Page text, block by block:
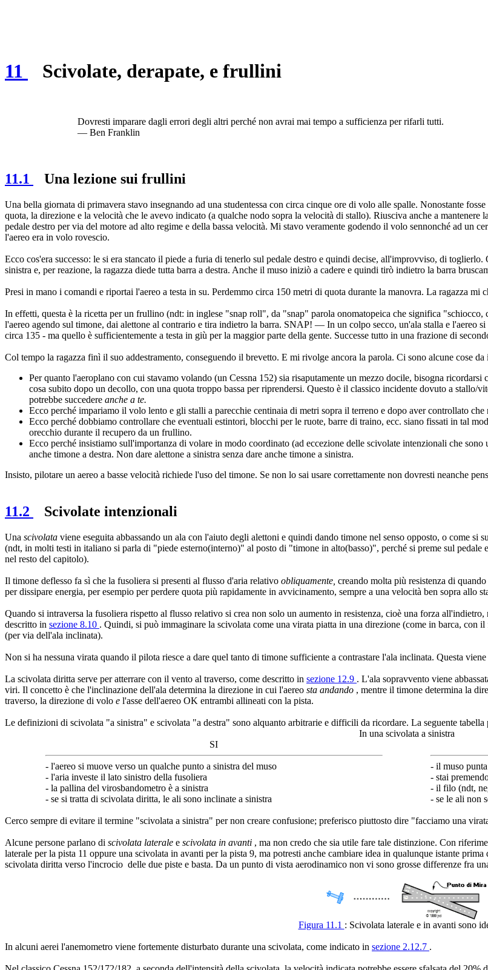
11 Scivolate, derapate, e frullini
Dovresti imparare dagli errori degli altri perché non avrai mai tempo a sufficienza per rifarli tutti.
— Ben Franklin
11.1 Una lezione sui frullini
Una bella giornata di primavera stavo insegnando ad una studentessa con circa cinque ore di volo alle spalle. Nonostante
quota, la direzione e la velocità che le avevo indicato (a qualche nodo sopra la velocità di stallo). Riusciva anche a
pedale destro per via del motore ad alto regime e della bassa velocità. Mi stavo veramente godendo il volo sennonché ad un
l'aereo era in volo rovescio.
Ecco cos'era successo: le si era stancato il piede a furia di tenerlo sul pedale destro e quindi decise, all'improvviso, di
sinistra e, per reazione, la ragazza diede tutta barra a destra. Anche il muso iniziò a cadere e quindi tirò indietro la barra
Presi in mano i comandi e riportai l'aereo a testa in su. Perdemmo circa 150 metri di quota durante la manovra. La ragazza
In effetti, questa è la ricetta per un frullino (ndt: in inglese "snap roll", da "snap" parola onomatopeica che significa
l'aereo agendo sul timone, dai alettone al contrario e tira indietro la barra. SNAP! — In un colpo secco, un'ala stalla e l'aereo
circa 135 - ma quello è sufficientemente a testa in giù per la maggior parte della gente. Successe tutto in una frazione di
Col tempo la ragazza finì il suo addestramento, conseguendo il brevetto. E mi rivolge ancora la parola. Ci sono alcune cose da
Per quanto l'aeroplano con cui stavamo volando (un Cessna 152) sia risaputamente un mezzo docile, bisogna
cosa subito dopo un decollo, con una quota troppo bassa per riprendersi. Questo è il classico incidente dovuto a
potrebbe succedere anche a te.
Ecco perché impariamo il volo lento e gli stalli a parecchie centinaia di metri sopra il terreno e dopo aver controllato
Ecco perché dobbiamo controllare che eventuali estintori, blocchi per le ruote, barre di traino, ecc. siano fissati in tal
orecchio durante il recupero da un frullino.
Ecco perché insistiamo sull'importanza di volare in modo coordinato (ad eccezione delle scivolate intenzionali che sono
anche timone a destra. Non dare alettone a sinistra senza dare anche timone a sinistra.
Insisto, pilotare un aereo a basse velocità richiede l'uso del timone. Se non lo sai usare correttamente non dovresti neanche
11.2 Scivolate intenzionali
Una scivolata viene eseguita abbassando un ala con l'aiuto degli alettoni e quindi dando timone nel senso opposto, o come
(ndt, in molti testi in italiano si parla di "piede esterno(interno)" al posto di "timone in alto(basso)", perché si preme sul
nel resto del capitolo).
Il timone deflesso fa sì che la fusoliera si presenti al flusso d'aria relativo obliquamente, creando molta più resistenza di
per dissipare energia, per esempio per perdere quota più rapidamente in avvicinamento, sempre a una velocità ben sopra allo
Quando si intraversa la fusoliera rispetto al flusso relativo si crea non solo un aumento in resistenza, cioè una forza
descritto in sezione 8.10 . Quindi, si può immaginare la scivolata come una virata piatta in una direzione (come in barca,
(per via dell'ala inclinata).
Non si ha nessuna virata quando il pilota riesce a dare quel tanto di timone sufficiente a contrastare l'ala inclinata. Questa viene
La scivolata diritta serve per atterrare con il vento al traverso, come descritto in sezione 12.9 . L'ala sopravvento viene
viri. Il concetto è che l'inclinazione dell'ala determina la direzione in cui l'aereo sta andando , mentre il timone determina la
traverso, la direzione di volo e l'asse dell'aereo OK entrambi allineati con la pista.
Le definizioni di scivolata "a sinistra" e scivolata "a destra" sono alquanto arbitrarie e difficili da ricordare. La seguente tabella
In una scivolata a sinistra
SI
- l'aereo si muove verso un qualche punto a sinistra del muso
- il muso
- l'aria investe il lato sinistro della fusoliera
- stai
- la pallina del virosbandometro è a sinistra
- il filo (ndt,
- se si tratta di scivolata diritta, le ali sono inclinate a sinistra
- se le ali non
Cerco sempre di evitare il termine "scivolata a sinistra" per non creare confusione; preferisco piuttosto dire "facciamo una
Alcune persone parlano di scivolata laterale e scivolata in avanti , ma non credo che sia utile fare tale distinzione. Con
laterale per la pista 11 oppure una scivolata in avanti per la pista 9, ma potresti anche cambiare idea in qualunque istante
scivolata diritta verso l'incrocio delle due piste e basta. Da un punto di vista aerodinamico non vi sono grosse differenze fra
Figura 11.1 : Scivolata laterale e in avanti sono
In alcuni aerei l'anemometro viene fortemente disturbato durante una scivolata, come indicato in sezione 2.12.7 .